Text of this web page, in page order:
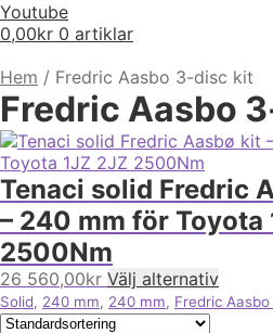
Youtube
0,00kr 0 artiklar
Hem / Fredric Aasbo 3-disc kit
Fredric Aasbo
Tenaci solid Fredric
– 240 mm för Toyota
2500Nm
26 560,00kr Välj alternativ
Solid, 240 mm, 240 mm, Fredric